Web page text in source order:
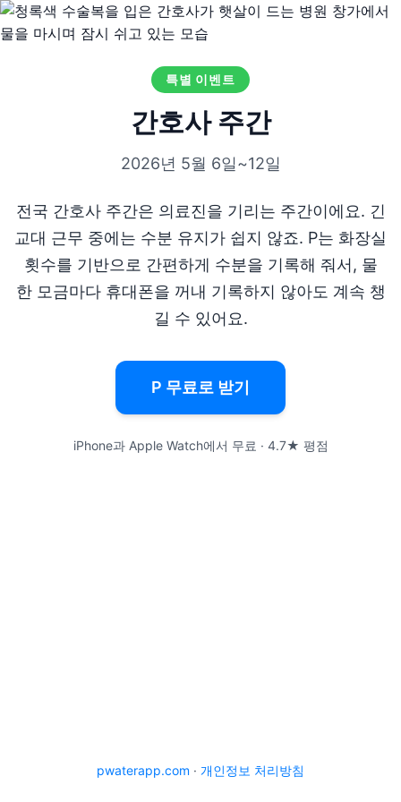
특별 이벤트
간호사 주간
2026년 5월 6일~12일
전국 간호사 주간은 의료진을 기리는 주간이에요. 긴
교대 근무 중에는 수분 유지가 쉽지 않죠. P는 화장실
횟수를 기반으로 간편하게 수분을 기록해 줘서, 물
한 모금마다 휴대폰을 꺼내 기록하지 않아도 계속 챙
길 수 있어요.
P 무료로 받기
iPhone과 Apple Watch에서 무료 · 4.7★ 평점
pwaterapp.com · 개인정보 처리방침